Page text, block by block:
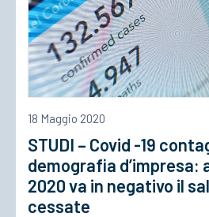
18 Maggio 2020
STUDI – Covid -19
demografia d’impresa:
2020 va in negativo il
cessate